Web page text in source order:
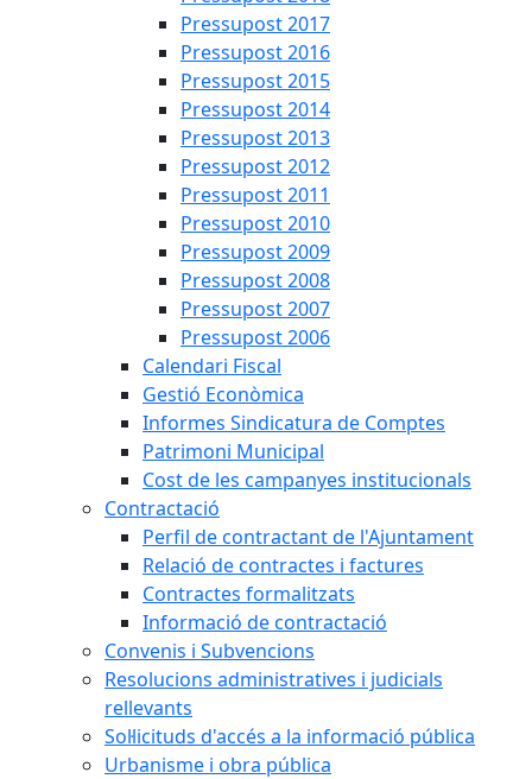
Pressupost 2017
Pressupost 2016
Pressupost 2015
Pressupost 2014
Pressupost 2013
Pressupost 2012
Pressupost 2011
Pressupost 2010
Pressupost 2009
Pressupost 2008
Pressupost 2007
Pressupost 2006
Calendari Fiscal
Gestió Econòmica
Informes Sindicatura de Comptes
Patrimoni Municipal
Cost de les campanyes institucionals
Contractació
Perfil de contractant de l'Ajuntament
Relació de contractes i factures
Contractes formalitzats
Informació de contractació
Convenis i Subvencions
Resolucions administratives i judicials
rellevants
Sol·licituds d'accés a la informació pública
Urbanisme i obra pública